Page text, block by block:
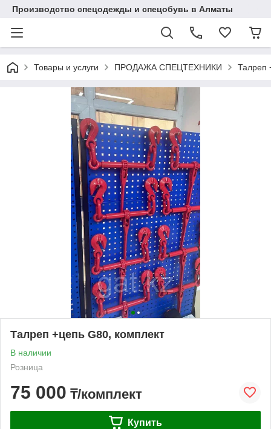
Производство спецодежды и спецобувь в Алматы
Товары и услуги ПРОДАЖА СПЕЦТЕХНИКИ Талреп
Талреп +цепь G80, комплект
В наличии
Розница
75 000 ₸/комплект
Купить